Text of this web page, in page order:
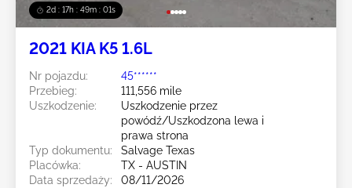
2d : 17h : 48m : 58s
2021 KIA K5 1.6L
Nr pojazdu:
45******
Przebieg:
111,556 mile
Uszkodzenie:
Uszkodzenie przez
powódź/Uszkodzona lewa i
prawa strona
Typ dokumentu:
Salvage Texas
Placówka:
TX - AUSTIN
Data sprzedaży:
08/11/2026